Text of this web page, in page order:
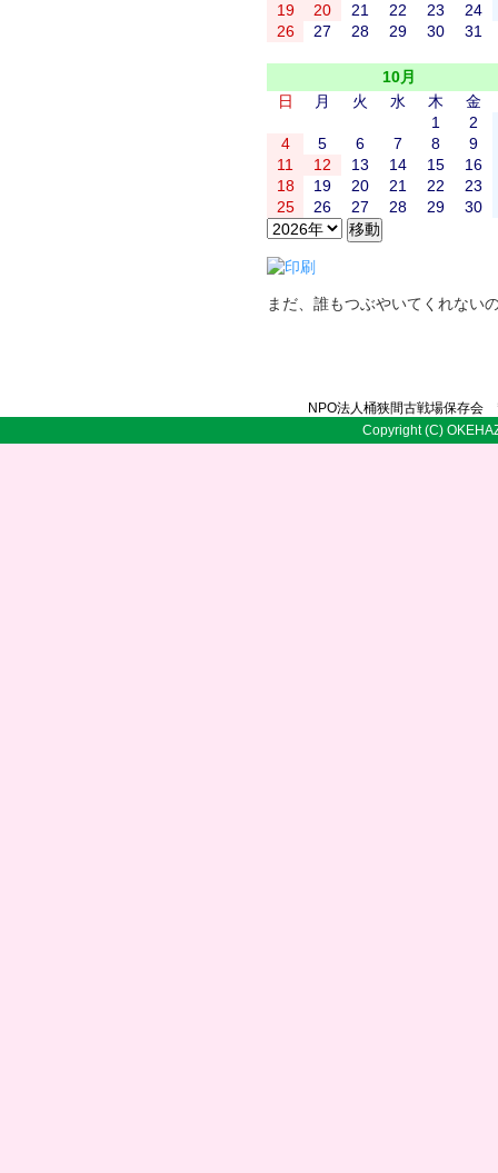
19
20 21 22 23
24
26
27 28 29 30 31
10月
日
月 火 水 木
金
1
2
4
5 6 7 8
9
11
12 13 14 15
16
18
19 20 21 22
23
25
26 27 28 29 30
まだ、誰もつぶやいてくれな
NPO法人桶狭間古戦場保存
Copyright (C)